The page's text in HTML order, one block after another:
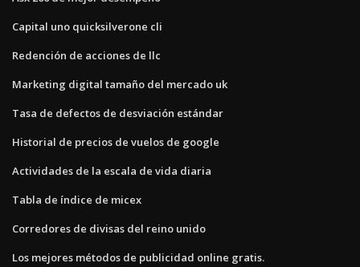
Capital uno quicksilverone cli
Redención de acciones de llc
Marketing digital tamaño del mercado uk
Tasa de defectos de desviación estándar
Historial de precios de vuelos de google
Actividades de la escala de vida diaria
Tabla de índice de micex
Corredores de divisas del reino unido
Los mejores métodos de publicidad online gratis.